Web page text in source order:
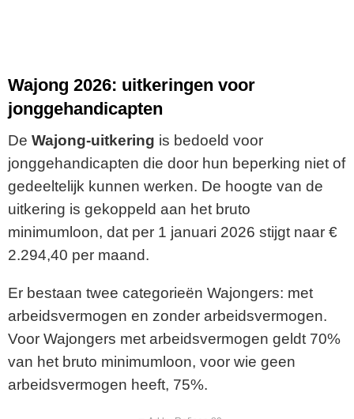
Wajong 2026: uitkeringen voor
jonggehandicapten
De Wajong-uitkering is bedoeld voor
jonggehandicapten die door hun beperking niet of
gedeeltelijk kunnen werken. De hoogte van de
uitkering is gekoppeld aan het bruto
minimumloon, dat per 1 januari 2026 stijgt naar €
2.294,40 per maand.
Er bestaan twee categorieën Wajongers: met
arbeidsvermogen en zonder arbeidsvermogen.
Voor Wajongers met arbeidsvermogen geldt 70%
van het bruto minimumloon, voor wie geen
arbeidsvermogen heeft, 75%.